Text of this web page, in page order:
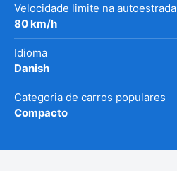
Velocidade limite na autoestrada
80 km/h
Idioma
Danish
Categoria de carros populares
Compacto